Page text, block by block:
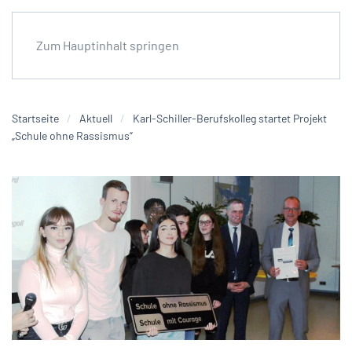
Zum Hauptinhalt springen
Startseite Aktuell
Karl-Schiller-Berufskolleg startet Projekt
„Schule ohne Rassismus“